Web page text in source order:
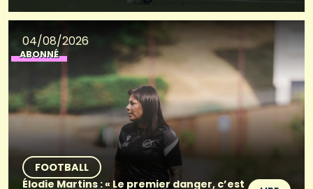
04/08/2026
ABONNÉ
FOOTBALL
Élodie Martins : « Le premier danger, c’est